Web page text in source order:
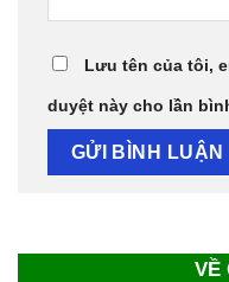
Lưu tên của tôi,
duyệt này cho lần
VỀ